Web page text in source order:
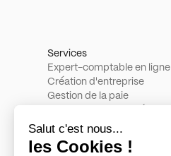
Services
Expert-comptable en ligne
Création d'entreprise
Gestion de la paie